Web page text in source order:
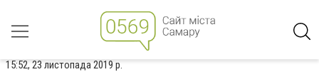
15:52, 23 листопада 2019 р.